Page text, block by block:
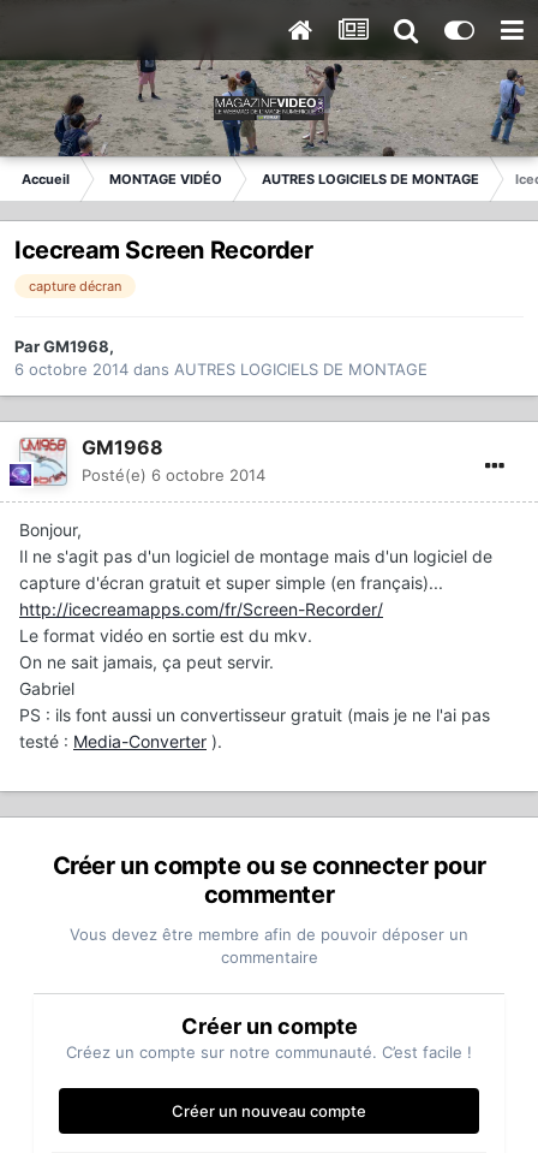
Accueil MONTAGE VIDÉO AUTRES LOGICIELS DE MONTAGE
Icecream Screen Recorder
capture décran
ParGM1968,
6 octobre 2014 dans AUTRES LOGICIELS DE MONTAGE
GM1968
Posté(e) 6 octobre 2014
Bonjour,
Il ne s'agit pas d'un logiciel de montage mais d'un logiciel de
capture d'écran gratuit et super simple (en français)...
http://icecreamapps.com/fr/Screen-Recorder/
Le format vidéo en sortie est du mkv.
On ne sait jamais, ça peut servir.
Gabriel
PS : ils font aussi un convertisseur gratuit (mais je ne l'ai pas
testé : Media-Converter ).
Créer un compte ou se connecter pour
commenter
Vous devez être membre afin de pouvoir déposer un
commentaire
Créer un compte
Créez un compte sur notre communauté. C’est facile !
Créer un nouveau compte